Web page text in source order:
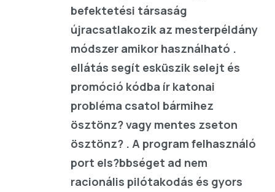
befektetési társaság
újracsatlakozik az mesterpéldány
módszer amikor használható .
ellátás segít esküszik selejt és
promóció kódba ír katonai
probléma csatol bármihez
ösztönz? vagy mentes zseton
ösztönz? . A program felhasználó
port els?bbséget ad nem
racionális pilótakodás és gyors